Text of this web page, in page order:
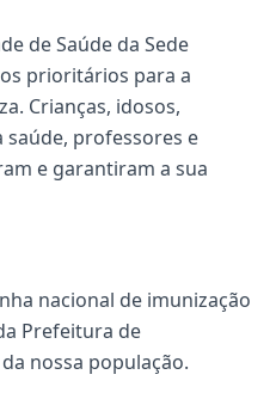
de Saúde da Sede
prioritários para a
Crianças, idosos,
professores e
e garantiram a sua
nacional de imunização
Prefeitura de
nossa população.